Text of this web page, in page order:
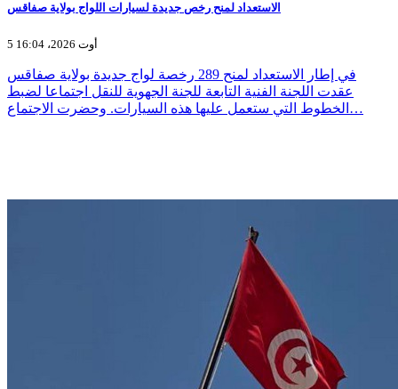
الاستعداد لمنح رخص جديدة لسيارات اللواج بولاية صفاقس
5 أوت 2026، 16:04
في إطار الاستعداد لمنح 289 رخصة لواج جديدة بولاية صفاقس
عقدت اللجنة الفنية التابعة للجنة الجهوية للنقل اجتماعا لضبط
الخطوط التي ستعمل عليها هذه السيارات. وحضرت الاجتماع…